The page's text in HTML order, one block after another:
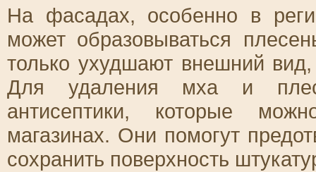
На фасадах, особенно в
может образовываться
только ухудшают внешний
Для удаления мха и
антисептики, которые
магазинах. Они помогут
сохранить поверхность